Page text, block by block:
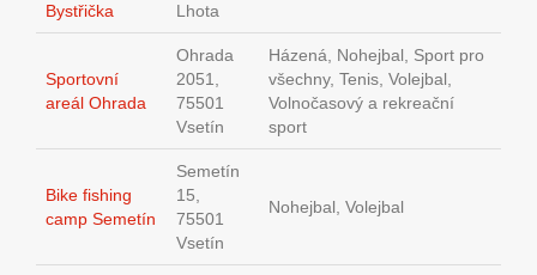
Bystřička
Lhota
Sportovní
areál Ohrada
Ohrada
2051,
75501
Vsetín
Házená, Nohejbal, Sport pro
všechny, Tenis, Volejbal,
Volnočasový a rekreační
sport
Bike fishing
camp Semetín
Semetín
15,
75501
Vsetín
Nohejbal, Volejbal